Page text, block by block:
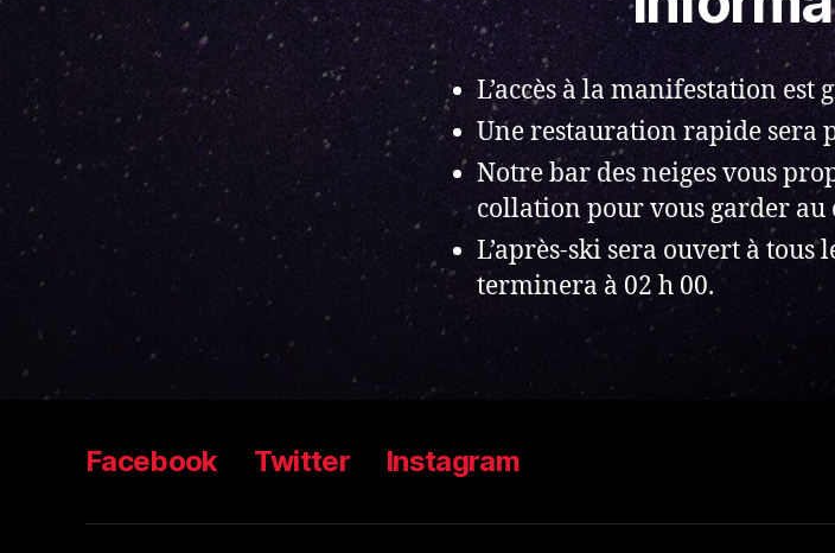
L’accès à la manifestation
Une restauration rapide sera
Notre bar des neiges vous
collation pour vous garder au
L’après-ski sera ouvert à tous
terminera à 02 h 00.
Facebook Twitter Instagram